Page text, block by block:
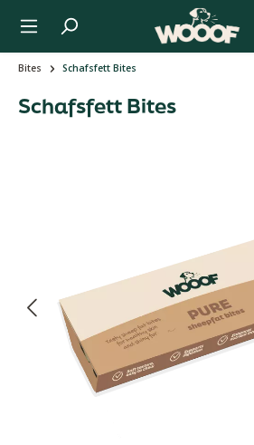
Zum Hauptinhalt springen
Bites Schafsfett Bites
Schafsfett Bites